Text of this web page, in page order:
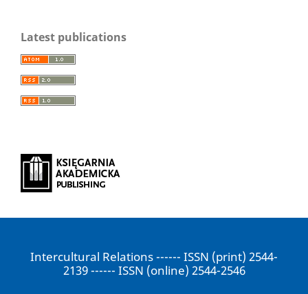
Latest publications
Intercultural Relations ------ ISSN (print) 2544-
2139 ------ ISSN (online) 2544-2546